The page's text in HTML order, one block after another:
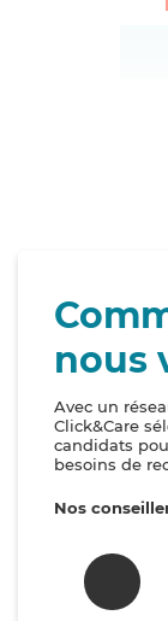
nous
Avec un
Click&Care
candidats
besoins de
Nos